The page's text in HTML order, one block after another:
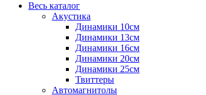
Весь каталог
Акустика
Динамики 10см
Динамики 13см
Динамики 16см
Динамики 20см
Динамики 25см
Твиттеры
Автомагнитолы